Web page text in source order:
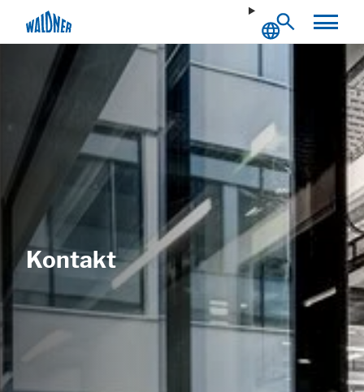
Kontakt
Notwendig
Diese Cookies ermöglichen grundlegende Funktionen und sind für die
einwandfreie Funktion der Website erforderlich.
Cookie Informationen anzeigen
Externe Inhalte
Beinhaltet Ressourcen, welche externe Inhalte auf der Website zur
Verfügung stellen. Wie zum Beispiel YouTube, Instagram oder ähnliche